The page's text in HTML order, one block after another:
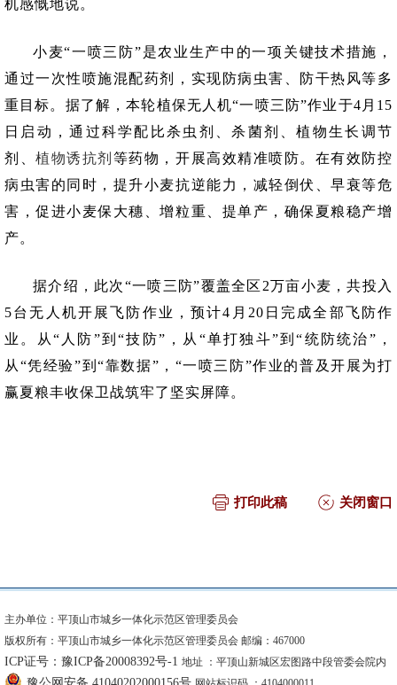
机感慨地说。
小麦“一喷三防”是农业生产中的一项关键技术措施，
通过一次性喷施混配药剂，实现防病虫害、防干热风等多
重目标。据了解，本轮植保无人机“一喷三防”作业于4月15
日启动，通过科学配比杀虫剂、杀菌剂、植物生长调节
剂、植物诱抗剂 等药物，开展高效精准喷防。在有效防控
病虫害的同时，提升小麦抗逆能力，减轻倒伏、早衰等危
害，促进小麦保大穗、增粒重、提单产，确保夏粮稳产增
产。
据介绍，此次“一喷三防”覆盖全区2万亩小麦，共投入
5台无人机开展飞防作业，预计4月20日完成全部飞防作
业。从“人防”到“技防”，从“单打独斗”到“统防统治”，
从“凭经验”到“靠数据”，“一喷三防”作业的普及开展为打
赢夏粮丰收保卫战筑牢了坚实屏障。
打印此稿 关闭窗口
主办单位：平顶山市城乡一体化示范区管理委员会
版权所有：平顶山市城乡一体化示范区管理委员会 邮编：467000
ICP证号：豫ICP备20008392号-1 地址 ：平顶山新城区宏图路中段管委会院内